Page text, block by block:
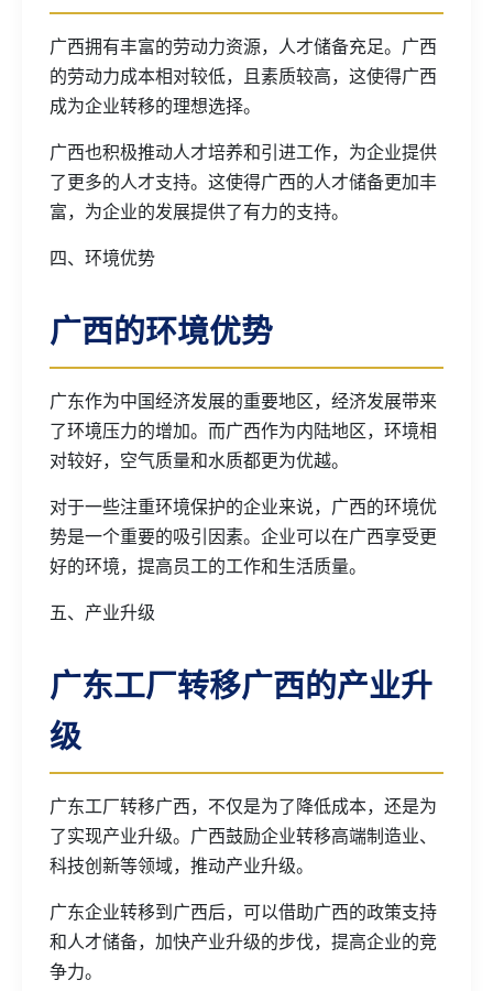
广西拥有丰富的劳动力资源，人才储备充足。广西
的劳动力成本相对较低，且素质较高，这使得广西
成为企业转移的理想选择。
广西也积极推动人才培养和引进工作，为企业提供
了更多的人才支持。这使得广西的人才储备更加丰
富，为企业的发展提供了有力的支持。
四、环境优势
广西的环境优势
广东作为中国经济发展的重要地区，经济发展带来
了环境压力的增加。而广西作为内陆地区，环境相
对较好，空气质量和水质都更为优越。
对于一些注重环境保护的企业来说，广西的环境优
势是一个重要的吸引因素。企业可以在广西享受更
好的环境，提高员工的工作和生活质量。
五、产业升级
广东工厂转移广西的产业升
级
广东工厂转移广西，不仅是为了降低成本，还是为
了实现产业升级。广西鼓励企业转移高端制造业、
科技创新等领域，推动产业升级。
广东企业转移到广西后，可以借助广西的政策支持
和人才储备，加快产业升级的步伐，提高企业的竞
争力。